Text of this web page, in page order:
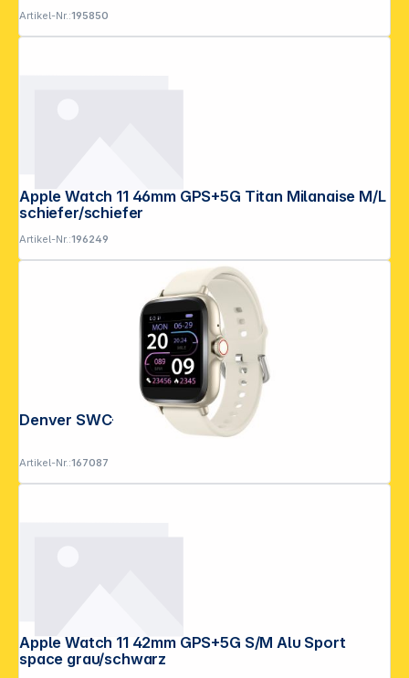
Artikel-Nr.:195850
Apple Watch 11 46mm GPS+5G Titan Milanaise M/L
schiefer/schiefer
Artikel-Nr.:196249
Denver SWC-156BE beige
Artikel-Nr.:167087
Apple Watch 11 42mm GPS+5G S/M Alu Sport
space grau/schwarz